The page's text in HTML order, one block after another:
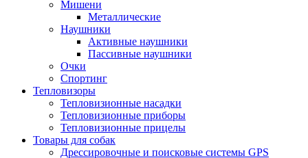
Мишени
Металлические
Наушники
Активные наушники
Пассивные наушники
Очки
Спортинг
Тепловизоры
Тепловизионные насадки
Тепловизионные приборы
Тепловизионные прицелы
Товары для собак
Дрессировочные и поисковые системы GPS